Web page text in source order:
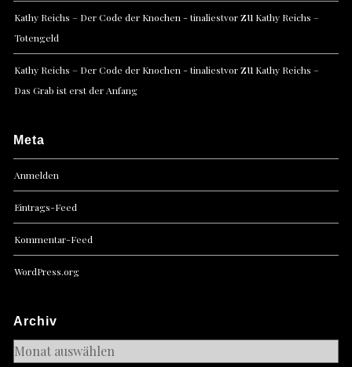
Kathy Reichs – Der Code der Knochen - tinaliestvorzu Kathy Reichs –
Totengeld
Kathy Reichs – Der Code der Knochen - tinaliestvorzu Kathy Reichs –
Das Grab ist erst der Anfang
Meta
Anmelden
Eintrags-Feed
Kommentar-Feed
WordPress.org
Archiv
Archiv